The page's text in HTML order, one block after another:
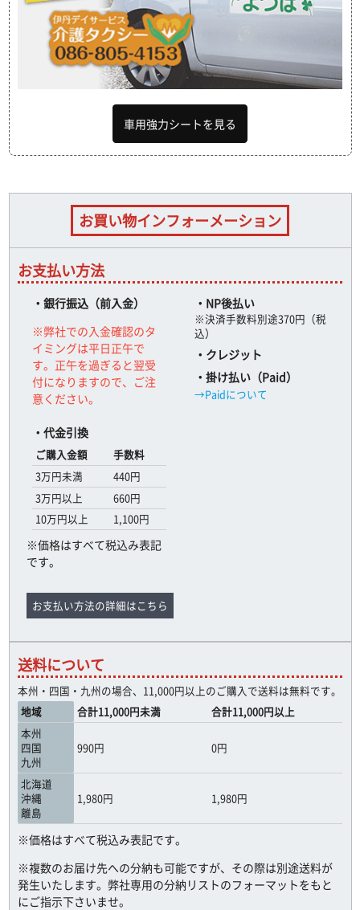
車用強力シートを見る
お買い物インフォーメーション
お支払い方法
・銀行振込（前入金）
※弊社での入金確認のタ
イミングは平日正午で
す。正午を過ぎると翌受
付になりますので、ご注
意ください。
・代金引換
ご購入金額
手数料
3万円未満
440円
3万円以上
660円
10万円以上
1,100円
※価格はすべて税込み表記
です。
・NP後払い
※決済手数料別途370円（税
込）
・クレジット
・掛け払い（Paid）
→Paidについて
お支払い方法の詳細はこちら
送料について
本州・四国・九州の場合、11,000円以上のご購入で送料は無料です。
地域
合計11,000円未満
合計11,000円以上
本州
四国
九州
990円 0円
北海道
沖縄
離島
1,980円 1,980円
※価格はすべて税込み表記です。
※複数のお届け先への分納も可能ですが、その際は別途送料が
発生いたします。弊社専用の分納リストのフォーマットをもと
にご指示下さいませ。